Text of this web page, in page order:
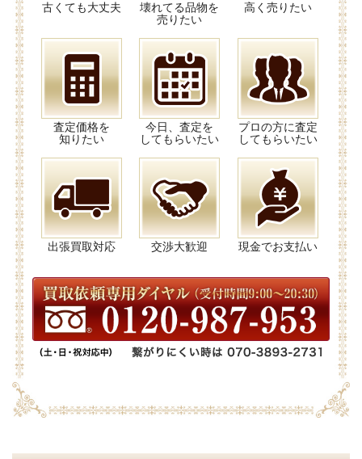
古くても大丈夫
壊れてる品物を
売りたい
高く売りたい
査定価格を
知りたい
今日、査定を
してもらいたい
プロの方に査定
してもらいたい
出張買取対応 交渉大歓迎 現金でお支払い